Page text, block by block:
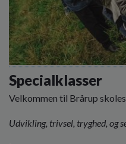
Specialklasser
Velkommen til Brårup
Udvikling, trivsel, tryghed, og